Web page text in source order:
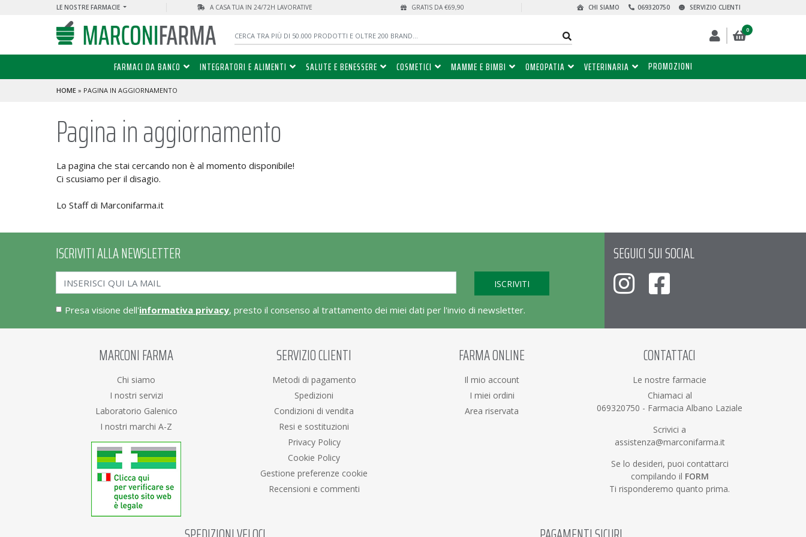
LE NOSTRE FARMACIE A CASA TUA IN 24/72H LAVORATIVE GRATIS DA €69,90 SERVIZIO CLIENTI
069320750
CHI SIAMO
0
FARMACI DA BANCO INTEGRATORI E ALIMENTI SALUTE E BENESSERE COSMETICI MAMME E BIMBI OMEOPATIA VETERINARIA PROMOZIONI
HOME» PAGINA IN AGGIORNAMENTO
Pagina in aggiornamento
La pagina che stai cercando non è al momento disponibile!
Ci scusiamo per il disagio.
Lo Staff di Marconifarma.it
ISCRIVITI ALLA NEWSLETTER
Presa visione dell'informativa privacy, presto il consenso al trattamento dei miei dati per l'invio di newsletter.
SEGUICI SUI SOCIAL
MARCONI FARMA
Chi siamo
I nostri servizi
Laboratorio Galenico
I nostri marchi A-Z
SERVIZIO CLIENTI
Metodi di pagamento
Spedizioni
Condizioni di vendita
Resi e sostituzioni
Privacy Policy
Cookie Policy
Gestione preferenze cookie
Recensioni e commenti
FARMA ONLINE
Il mio account
I miei ordini
Area riservata
CONTATTACI
Le nostre farmacie
Chiamaci al
069320750 - Farmacia Albano Laziale
Scrivici a
assistenza@marconifarma.it
Se lo desideri, puoi contattarci
compilando il FORM
Ti risponderemo quanto prima.